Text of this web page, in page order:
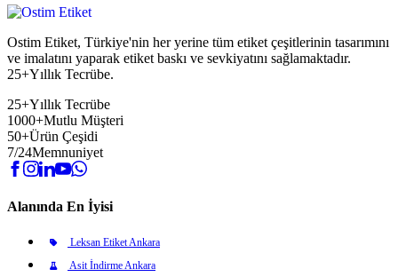
Ostim Etiket, Türkiye'nin her yerine tüm etiket çeşitlerinin tasarımını
ve imalatını yaparak etiket baskı ve sevkiyatını sağlamaktadır.
25+Yıllık Tecrübe.
25+Yıllık Tecrübe
1000+Mutlu Müşteri
50+Ürün Çeşidi
7/24Memnuniyet
Alanında En İyisi
Leksan Etiket Ankara
Asit İndirme Ankara